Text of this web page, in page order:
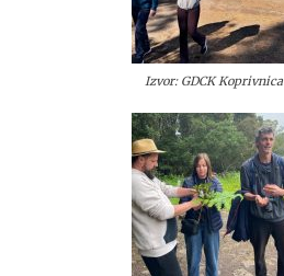
Izvor: GDCK Koprivnica